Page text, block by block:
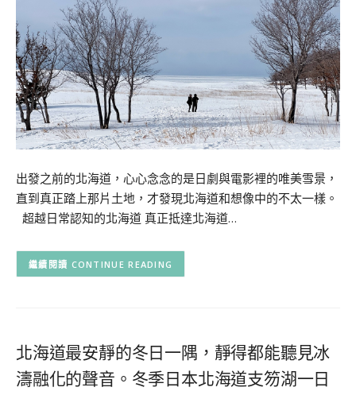
出發之前的北海道，心心念念的是日劇與電影裡的唯美雪景，
直到真正踏上那片土地，才發現北海道和想像中的不太一樣。
超越日常認知的北海道 真正抵達北海道…
CONTINUE READING
北海道最安靜的冬日一隅，靜得都能聽見冰
濤融化的聲音。冬季日本北海道支笏湖一日